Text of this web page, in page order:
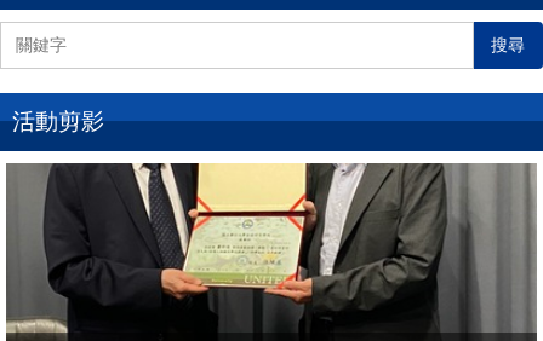
搜尋
活動剪影
115年4月15日感謝蕭新煌教授到校演講。